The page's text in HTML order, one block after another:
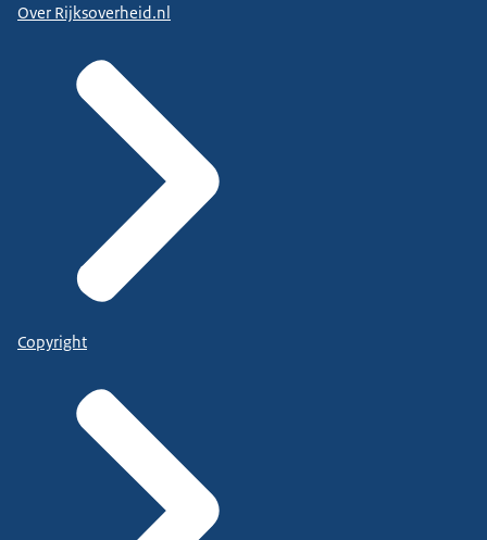
Over Rijksoverheid.nl
Copyright